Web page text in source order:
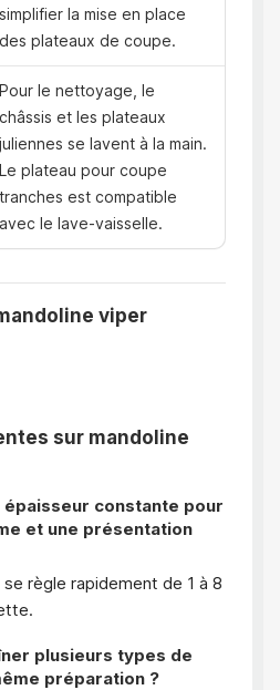
simplifier la mise en place
des plateaux de coupe.
Pour le nettoyage, le
châssis et les plateaux
juliennes se lavent à la main.
Le plateau pour coupe
tranches est compatible
avec le lave-vaisselle.
viper
sur mandoline
épaisseur constante pour
et une présentation
se règle rapidement de 1 à 8
plusieurs types de
préparation ?